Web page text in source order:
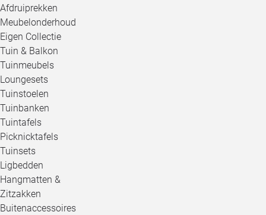
Afdruiprekken
Meubelonderhoud
Eigen Collectie
Tuin & Balkon
Tuinmeubels
Loungesets
Tuinstoelen
Tuinbanken
Tuintafels
Picknicktafels
Tuinsets
Ligbedden
Hangmatten &
Zitzakken
Buitenaccessoires